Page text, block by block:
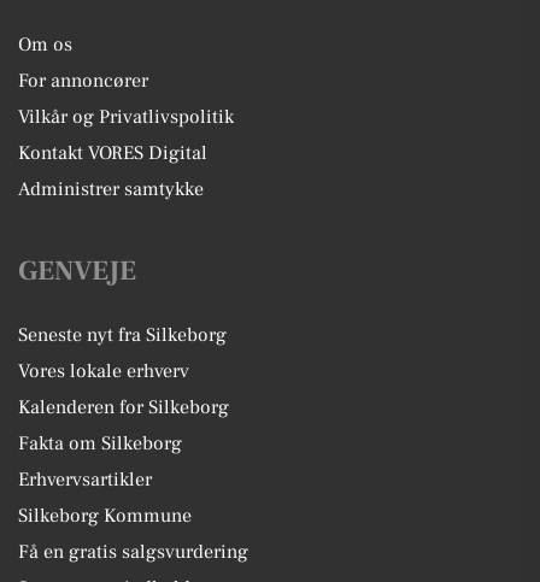
Om os
For annoncører
Vilkår og Privatlivspolitik
Kontakt VORES Digital
Administrer samtykke
GENVEJE
Seneste nyt fra Silkeborg
Vores lokale erhverv
Kalenderen for Silkeborg
Fakta om Silkeborg
Erhvervsartikler
Silkeborg Kommune
Få en gratis salgsvurdering